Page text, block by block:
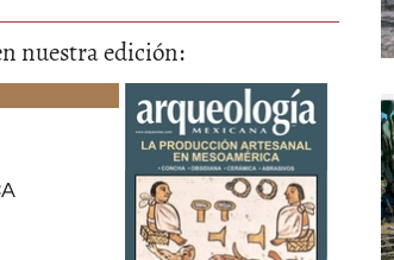
nuestra edición: